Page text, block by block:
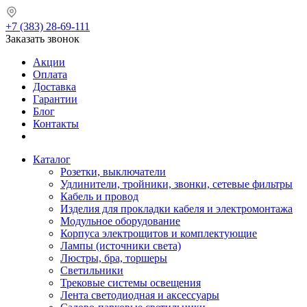
+7 (383) 28-69-111
Заказать звонок
Акции
Оплата
Доставка
Гарантии
Блог
Контакты
Каталог
Розетки, выключатели
Удлинители, тройники, звонки, сетевые фильтры
Кабель и провод
Изделия для прокладки кабеля и электромонтажа
Модульное оборудование
Корпуса электрощитов и комплектующие
Лампы (источники света)
Люстры, бра, торшеры
Светильники
Трековые системы освещения
Лента светодиодная и аксессуары